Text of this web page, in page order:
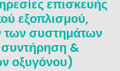
επισκευής
εξοπλισμού,
των συστημάτων
&
οξυγόνου)